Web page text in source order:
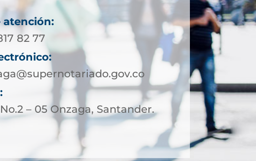
atención:
82 77
– 05 Onzaga, Santander.